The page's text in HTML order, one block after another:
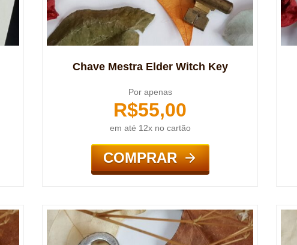
Chave Mestra Elder Witch Key
Por apenas
R$55,00
em até 12x no cartão
COMPRAR